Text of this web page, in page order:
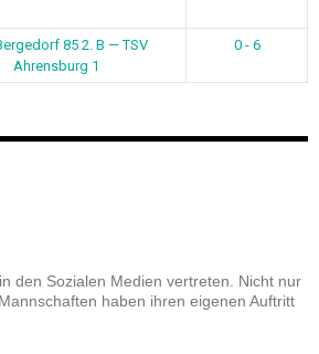
85 2. B — TSV
Ahrensburg 1
0 - 6
den Sozialen Medien vertreten. Nicht nur
haben ihren eigenen Auftritt